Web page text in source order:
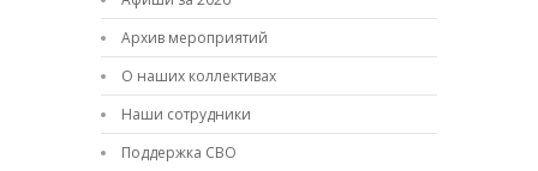
Архив мероприятий
О наших коллективах
Наши сотрудники
Поддержка СВО